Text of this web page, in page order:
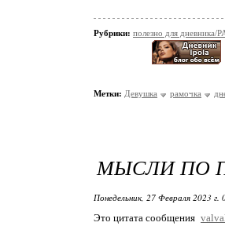
Рубрики: полезно для
Метки: Девушка рамочка
МЫСЛИ ПО
Понедельник, 27 Февраля 2023
Это цитата сообщения